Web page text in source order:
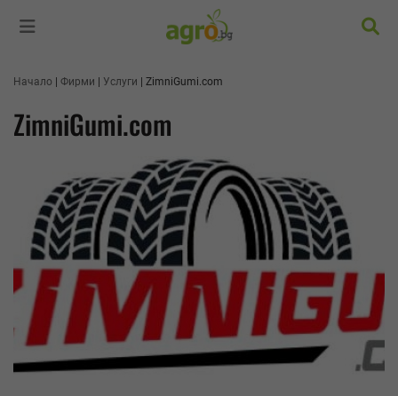
Начало Фирми Услуги ZimniGumi.com
ZimniGumi.com